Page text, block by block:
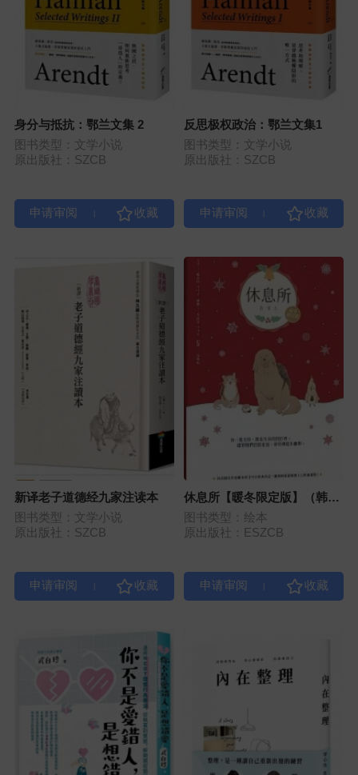
身分与抵抗：鄂兰文集 2
图书类型：文学小说
原出版社：SZCB
反思极权政治：鄂兰文集1
图书类型：文学小说
原出版社：SZCB
新译老子道德经九家注读本
图书类型：文学小说
原出版社：SZCB
休息所【暖冬限定版】（韩国
最疗愈人心宠物图文集）
图书类型：绘本
原出版社：ESZCB